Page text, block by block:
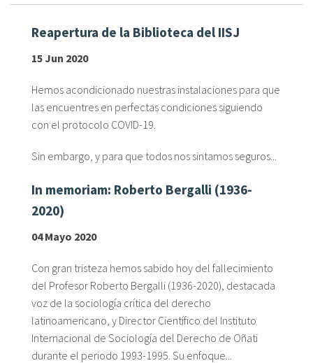
Reapertura de la Biblioteca del IISJ
15 Jun 2020
Hemos acondicionado nuestras instalaciones para que
las encuentres en perfectas condiciones siguiendo
con el protocolo COVID-19.
Sin embargo, y para que todos nos sintamos seguros...
In memoriam: Roberto Bergalli (1936-
2020)
04 Mayo 2020
Con gran tristeza hemos sabido hoy del fallecimiento
del Profesor Roberto Bergalli (1936-2020), destacada
voz de la sociología crítica del derecho
latinoamericano, y Director Científico del Instituto
Internacional de Sociología del Derecho de Oñati
durante el periodo 1993-1995. Su enfoque...